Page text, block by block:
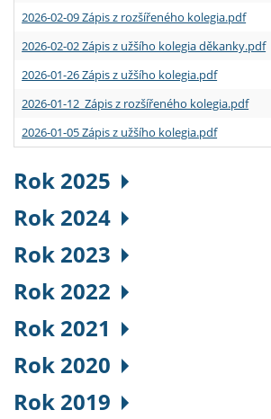
2026-02-09 Zápis z rozšířeného kolegia.pdf
2026-02-02 Zápis z užšího kolegia děkanky.pdf
2026-01-26 Zápis z užšího kolegia.pdf
2026-01-12 Zápis z rozšířeného kolegia.pdf
2026-01-05 Zápis z užšího kolegia.pdf
Rok 2025
Rok 2024
Rok 2023
Rok 2022
Rok 2021
Rok 2020
Rok 2019